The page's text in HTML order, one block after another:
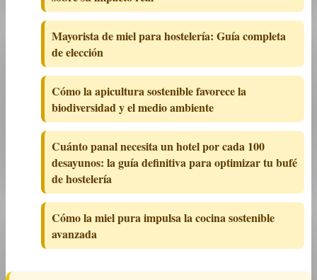
Mayorista de miel para hostelería: Guía completa
de elección
Cómo la apicultura sostenible favorece la
biodiversidad y el medio ambiente
Cuánto panal necesita un hotel por cada 100
desayunos: la guía definitiva para optimizar tu bufé
de hostelería
Cómo la miel pura impulsa la cocina sostenible
avanzada